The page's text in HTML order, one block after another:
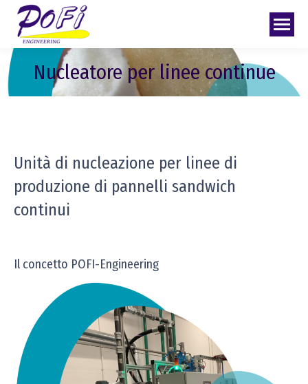
Nucleatore per linee continue
Unità di nucleazione per linee di
produzione di pannelli sandwich
continui
Il concetto POFI-Engineering